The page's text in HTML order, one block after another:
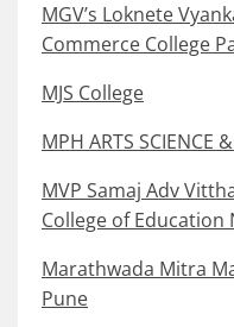
MGV’s Loknete
Commerce College
MJS College
MPH ARTS SCIENCE
MVP Samaj Adv
College of Education
Marathwada Mitra
Pune